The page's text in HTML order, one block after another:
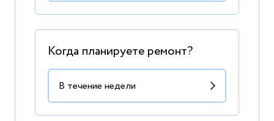
Когда планируете ремонт?